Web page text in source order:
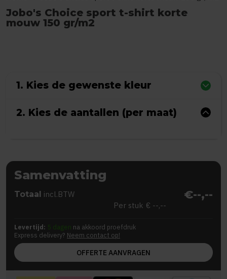
Jobo's Choice sport t-shirt korte
mouw 150 gr/m2
1. Kies de gewenste kleur
2. Kies de aantallen (per maat)
Samenvatting
Totaal incl.BTW €--,--
Per stuk € --,--
Levertijd: 5 dagen na akkoord proefdruk
Express delivery? Neem contact op!
OFFERTE AANVRAGEN